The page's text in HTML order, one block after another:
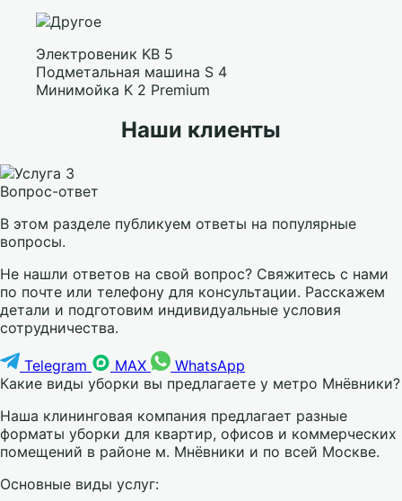
Электровеник KB 5
Подметальная машина S 4
Минимойка K 2 Premium
Наши клиенты
Вопрос-ответ
В этом разделе публикуем ответы на популярные
вопросы.
Не нашли ответов на свой вопрос? Свяжитесь с нами
по почте или телефону для консультации. Расскажем
детали и подготовим индивидуальные условия
сотрудничества.
Telegram MAX
WhatsApp
Какие виды уборки вы предлагаете у метро Мнёвники?
Наша клининговая компания предлагает разные
форматы уборки для квартир, офисов и коммерческих
помещений в районе м. Мнёвники и по всей Москве.
Основные виды услуг: